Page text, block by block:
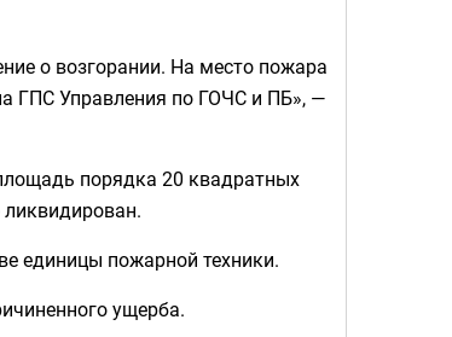
о возгорании. На место пожара
ГПС Управления по ГОЧС и ПБ», —
порядка 20 квадратных
единицы пожарной техники.
ущерба.